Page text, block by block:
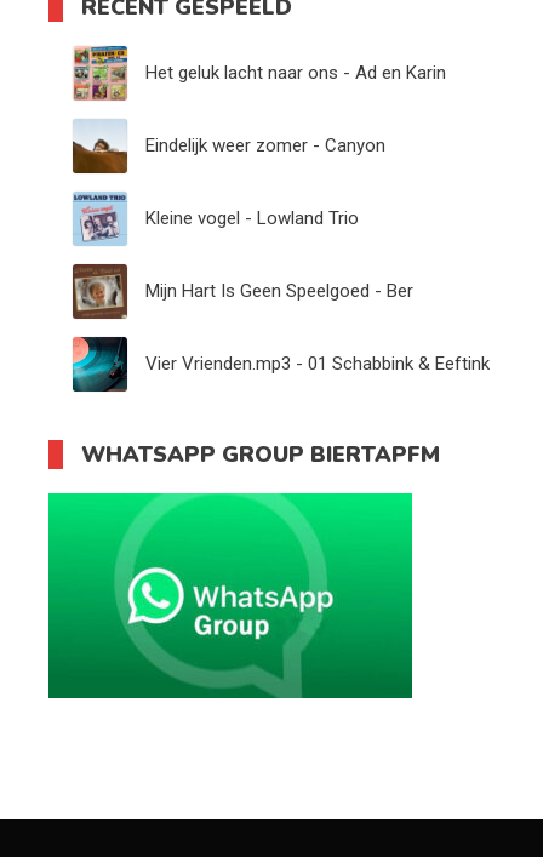
RECENT GESPEELD
Het geluk lacht naar ons - Ad en Karin
Eindelijk weer zomer - Canyon
Kleine vogel - Lowland Trio
Mijn Hart Is Geen Speelgoed - Ber
Vier Vrienden.mp3 - 01 Schabbink & Eeftink
WHATSAPP GROUP BIERTAPFM